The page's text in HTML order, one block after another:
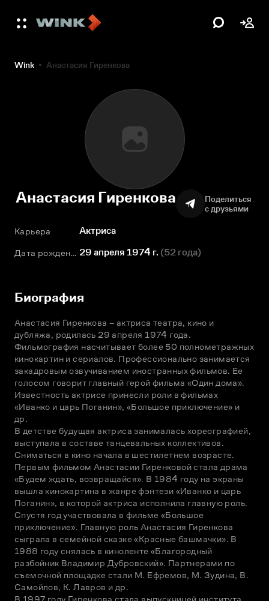
Wink Анастасия Гиренкова
Анастасия Гиренкова
Поделиться
с друзьями
Карьера Актриса
Дата рождения 29 апреля 1974 г. (52 года)
Биография
Анастасия Гиренкова – актриса театра, кино и
дубляжа, родилась 29 апреля 1974 года.
Фильмография насчитывает более 50 полнометражных
кинокартин и сериалов. Профессионально занимается
закадровым озвучиванием иностранных фильмов. Ее
голосом говорит главный герой фильма «Один дома».
Известность актрисе принесли роли в фильмах
«Иванко и царь Поганин», «Большое приключение» и
др.
В детстве будущая актриса занималась хореографией,
выступала в составе танцевальных коллективов.
Сниматься в кино начала в шестилетнем возрасте.
Первым фильмом Анастасии Гиренковой стала драма
«Будем ждать, возвращайся». В 1984 году на экраны
вышла кинокартина в жанре фэнтези «Иванко и царь
Поганин», в которой актриса исполнила главную роль.
Спустя год участвовала в фильме «Большое
приключение». Главную роль Анастасия Гиренкова
сыграла в семейной сказке «Красные башмачки». В
1988 году снялась в киноленте «Благородный
разбойник Владимир Дубровский». Партнерами по
съемочной площадке стали М. Ефремов, М. Зудина, В.
Самойлов, К. Лавров и др.
В 1997 году Гиренкова стала выпускницей института